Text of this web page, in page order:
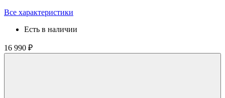
Все характеристики
Есть в наличии
16 990 ₽